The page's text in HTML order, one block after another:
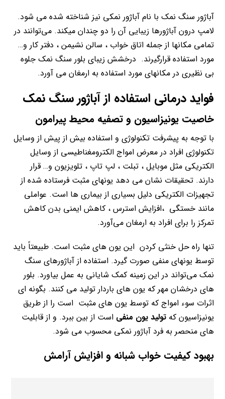
آباژور سنگ نمک با نام آباژور نمکی نیز شناخته شده می شود.
لامپ درون آباژورها زیبایی آن را دو چندان میکند. می‌توانند در
تمامی مکانها از جمله اتاق خواب ، سالن نشیمن ، دفتر کار و…
مورد استفاده قرارگیرند. درخشش زیبای بلور سنگ نمک جلوه
بی نظیری در مکانهای مورد استفاده به ارمغان می آورد.
فواید درمانی استفاده ازآباژور سنگ نمک
خاصیت یونیزاسیون و تصفیه محیط پیرامون
با توجه به پیشرفت تکنولوژی و استفاده بیش از پیش از وسایل
تکنولوژی افراد در معرض امواج الکترومغناطیسی از وسایل
الکتریکی مثل موبایل ، تبلت ، لپ تاپ ، تلویزیون و… قرار
دارند. تحقیقات نشان می دهد یونهای مثبت فرستاده شده از
تجهیزات الکتریکی دلیل بسیاری از بیماری ها است. عواملی
مانند خستگی ،افزایش استرس ، کاهش ایمنی بدن کاهش
تمرکز را برای افراد به ارمغان می‌آورد.
تنها راه حل خنثی کردن این یون های مثبت است. طبیعتاً باید
توسط یونهای منفی صورت گیرد. استفاده از آباژورهای سنگ
نمک می‌تواند در این زمینه کمک شایانی به عمل بیاورد. بلور
های درخشان مهر که یون های باردار تولید می کنند. بگونه ای
اثرات سوء امواج که توسط یون های مثبت است را از طریق
یونیزاسیون کهتولید یون منفی است از بین ببرد. و از قابلیت
های منحصر به فرد آباژور نمکی محسوب می شود.
بهبود کیفیت خواب شبانه و افزایش آرامش